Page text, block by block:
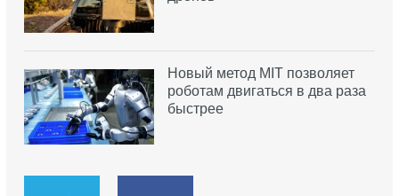
Новый метод MIT позволяет
роботам двигаться в два раза
быстрее